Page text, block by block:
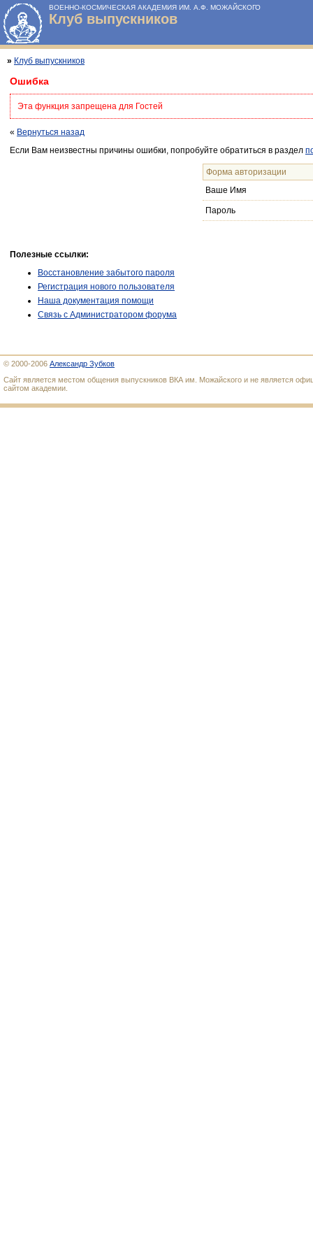
ВОЕННО-КОСМИЧЕСКАЯ АКАДЕМИЯ ИМ. А.Ф. МОЖАЙСКОГО
Клуб выпускников
» Клуб выпускников
Ошибка
Эта функция запрещена для Гостей
« Вернуться назад
Если Вам неизвестны причины ошибки, попробуйте обратиться в раздел
Форма авторизации
Ваше Имя
Пароль
Полезные ссылки:
Восстановление забытого пароля
Регистрация нового пользователя
Наша документация помощи
Связь с Администратором форума
© 2000-2006 Александр Зубков
Сайт является местом общения выпускников ВКА им. Можайского и не является
сайтом академии.